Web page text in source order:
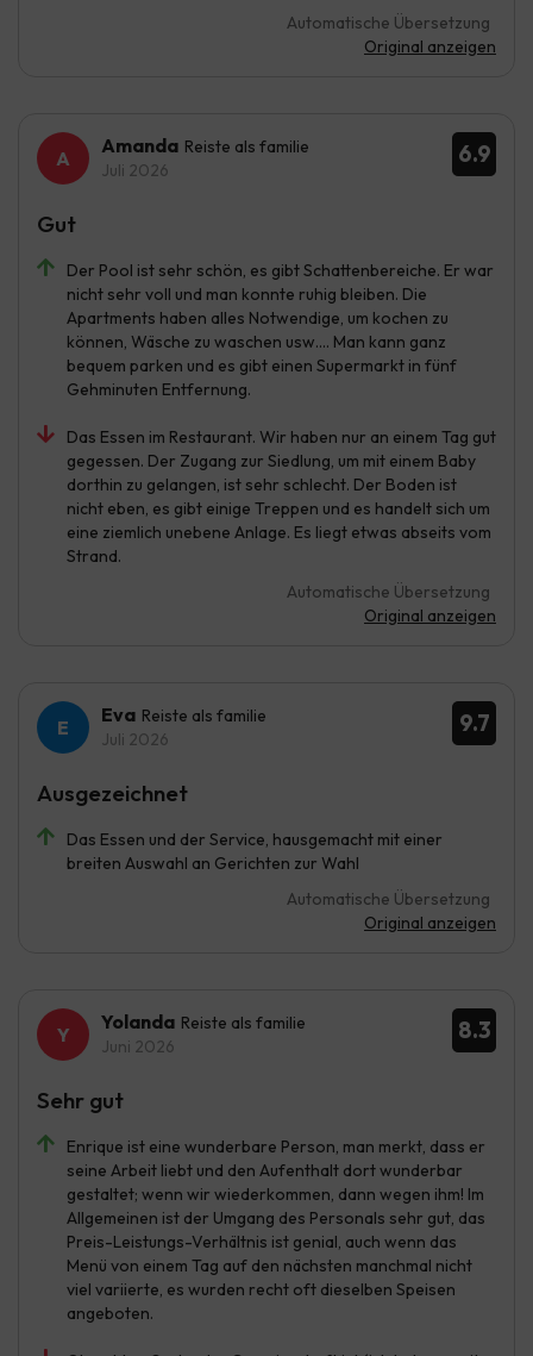
Automatische Übersetzung
Original anzeigen
6.9
Amanda Reiste als familie
Juli 2026
Der Pool ist sehr schön, es gibt Schattenbereiche. Er war
nicht sehr voll und man konnte ruhig bleiben. Die
Apartments haben alles Notwendige, um kochen zu
können, Wäsche zu waschen usw.... Man kann ganz
bequem parken und es gibt einen Supermarkt in fünf
Gehminuten Entfernung.
Das Essen im Restaurant. Wir haben nur an einem Tag gut
gegessen. Der Zugang zur Siedlung, um mit einem Baby
dorthin zu gelangen, ist sehr schlecht. Der Boden ist
nicht eben, es gibt einige Treppen und es handelt sich um
eine ziemlich unebene Anlage. Es liegt etwas abseits vom
Strand.
Automatische Übersetzung
Original anzeigen
Gut
9.7
Eva Reiste als familie
Juli 2026
Das Essen und der Service, hausgemacht mit einer
breiten Auswahl an Gerichten zur Wahl
Automatische Übersetzung
Original anzeigen
Ausgezeichnet
8.3
Yolanda Reiste als familie
Juni 2026
Enrique ist eine wunderbare Person, man merkt, dass er
seine Arbeit liebt und den Aufenthalt dort wunderbar
gestaltet; wenn wir wiederkommen, dann wegen ihm! Im
Allgemeinen ist der Umgang des Personals sehr gut, das
Preis-Leistungs-Verhältnis ist genial, auch wenn das
Menü von einem Tag auf den nächsten manchmal nicht
viel variierte, es wurden recht oft dieselben Speisen
angeboten.
Sehr gut